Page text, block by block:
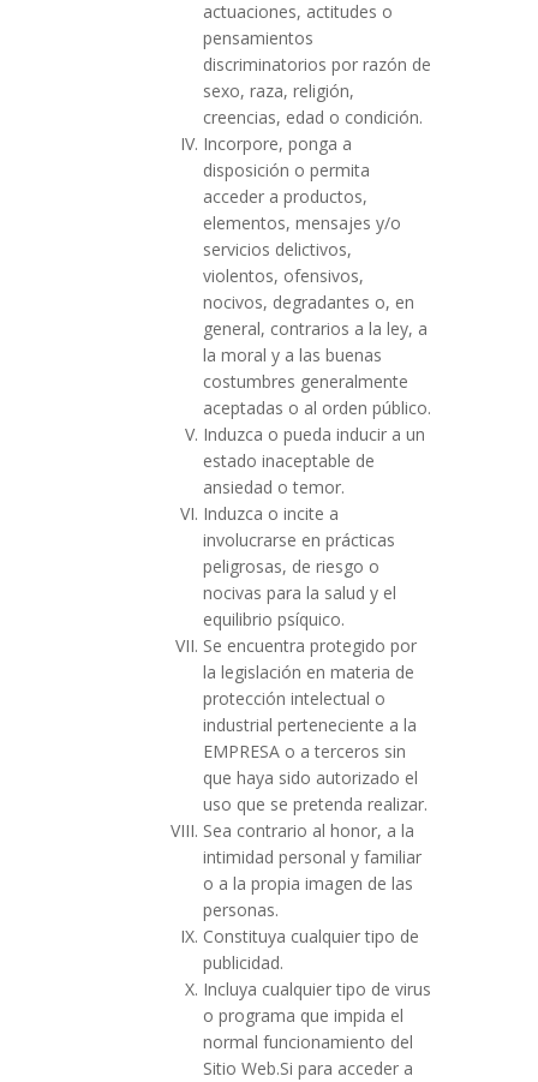
actuaciones, actitudes o
pensamientos
discriminatorios por razón de
sexo, raza, religión,
creencias, edad o condición.
Incorpore, ponga a
disposición o permita
acceder a productos,
elementos, mensajes y/o
servicios delictivos,
violentos, ofensivos,
nocivos, degradantes o, en
general, contrarios a la ley, a
la moral y a las buenas
costumbres generalmente
aceptadas o al orden público.
Induzca o pueda inducir a un
estado inaceptable de
ansiedad o temor.
Induzca o incite a
involucrarse en prácticas
peligrosas, de riesgo o
nocivas para la salud y el
equilibrio psíquico.
Se encuentra protegido por
la legislación en materia de
protección intelectual o
industrial perteneciente a la
EMPRESA o a terceros sin
que haya sido autorizado el
uso que se pretenda realizar.
Sea contrario al honor, a la
intimidad personal y familiar
o a la propia imagen de las
personas.
Constituya cualquier tipo de
publicidad.
Incluya cualquier tipo de virus
o programa que impida el
normal funcionamiento del
Sitio Web.Si para acceder a